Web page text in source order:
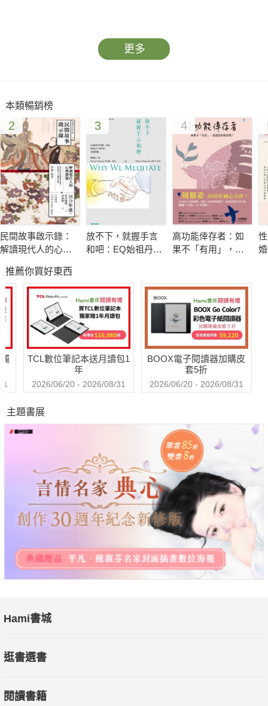
《TIME》、《紐約時報》、《衛報》、《華盛頓郵報》
Today》
《出版者周刊》、《柯克斯書評》⋯⋯眾多媒體書評，一致熱烈
推薦！
❝ 媽媽說，兒童演員不能長大。
我大口吞下食物，隨後又把它們全都吐了出來⋯⋯
揭開國民童星的內在創傷與成長祕密
坦率、幽默卻又讓人心碎
美國知名演員、編導｜珍妮特．麥考迪Jennette McCurdy
直面母女關係中複雜難解的矛盾糾結、傷痛與愛⋯⋯
原來，不原諒媽媽也沒關係。
「媽咪，我……我現在真的很瘦，我終於瘦到40公斤了。」
我在加護病房，和我垂死的母親一起，我確信這是唯一能讓她醒
⋯⋯她躺在床上，完全沒有醒來的跡象。我不懂。
假如我的體重都不足以讓媽清醒，那麼這世上就沒別的事情可以
假如沒有任何事情可以讓她醒來，就表示她真的要死了。
假如她真的會死，那我該怎麼辦？
更多
本類暢銷榜
2
民間故事啟示錄：
解讀現代人的心理
3
放不下，就握手言
和吧：EQ始祖丹尼
4
高功能倖存者：如
果不「有用」，我
推薦你買好東西
TCL數位筆記本送月讀包1
年
2026/06/20 - 2026/08/31
BOOX電子閱讀器加購皮
套5折
2026/06/20 - 2026/08/31
主題書展
Hami書城
逛書選書
閱讀書籍